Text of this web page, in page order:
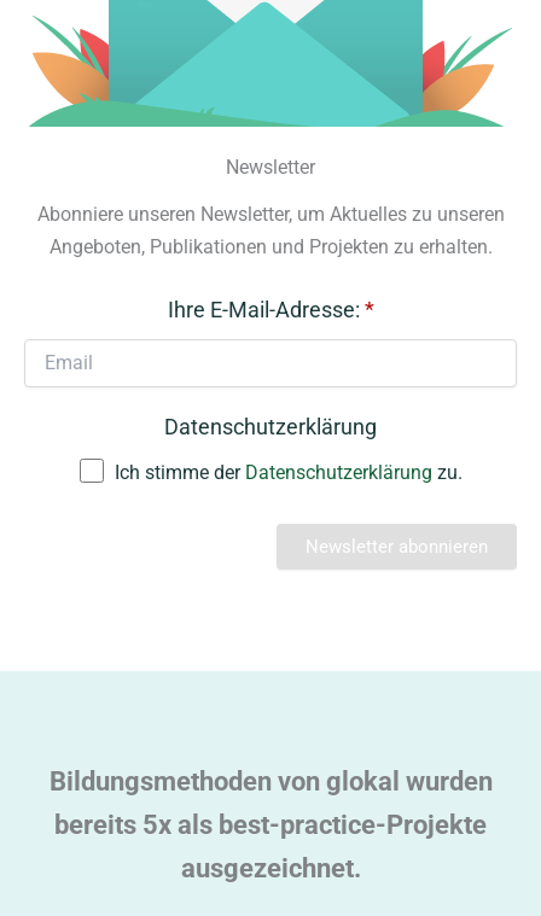
Newsletter
Abonniere unseren Newsletter, um Aktuelles zu unseren
Angeboten, Publikationen und Projekten zu erhalten.
Ihre E-Mail-Adresse: *
Datenschutzerklärung
Ich stimme der Datenschutzerklärung zu.
i
v
Bildungsmethoden von glokal wurden
bereits 5x als best-practice-Projekte
ausgezeichnet.